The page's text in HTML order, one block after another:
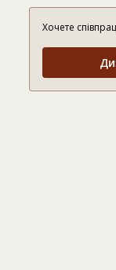
Хочете